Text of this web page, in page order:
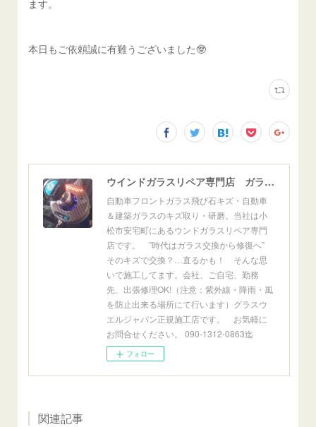
ます。
本日もご依頼誠に有難うございました🤓
ウインドガラスリペア専門店 ガラスリペア・ヨシダ グラスウェルドジャパン 正規施工店 小松市
自動車フロントガラス飛び石キズ・自動車
＆建築ガラスのキズ取り・研磨。当社は小
松市安宅町にあるウンドガラスリペア専門
店です。 ”時代はガラス交換から修復へ”
そのキズで交換？…直るかも！ そんな思
いで施工してます。会社、ご自宅、勤務
先、出張修理OK!（注意：紫外線・降雨・風
を防止出来る場所にて行います）グラスウ
エルジャパン正規施工店です。 お気軽に
お問合せください。 090-1312-0863迄
フォロー
関連記事